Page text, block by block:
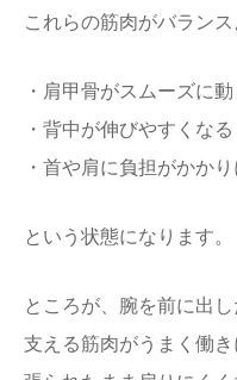
これらの筋肉がバランス
・肩甲骨がスムーズに動
・背中が伸びやすくなる
・首や肩に負担がかか
という状態になります。
ところが、腕を前に出
支える筋肉がうまく働